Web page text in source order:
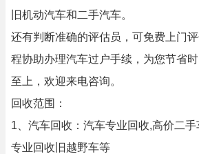
旧机动汽车和二手汽车。
还有判断准确的评估员，可免费上门
程协助办理汽车过户手续，为您节省
至上，欢迎来电咨询。
回收范围：
1、汽车回收：汽车专业回收,高价二
专业回收旧越野车等